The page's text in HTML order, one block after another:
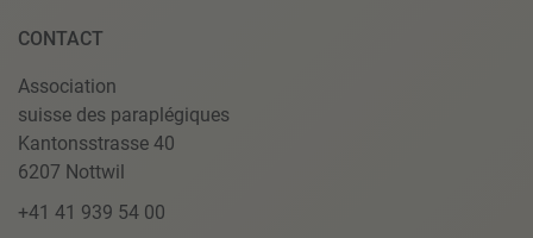
CONTACT
Association
suisse des paraplégiques
Kantonsstrasse 40
6207 Nottwil
+41 41 939 54 00